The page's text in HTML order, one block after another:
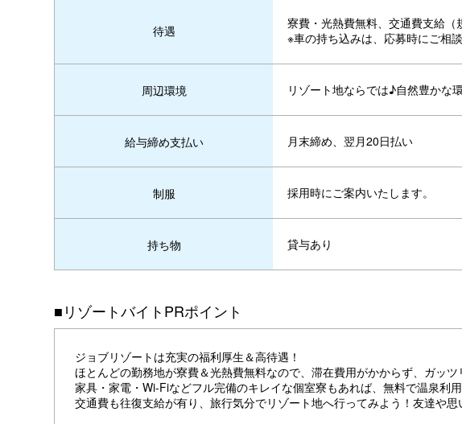
待遇
寮費・光熱費無料、交通費支給（
※車の持ち込みは、応募時にご相談
周辺環境 リゾート地ならでは♪自然豊かな環
給与締め支払い 月末締め、翌月20日払い
制服 採用時にご案内いたします。
持ち物 貸与あり
■リゾートバイトPRポイント
ジョブリゾートは充実の福利厚生＆高待遇！
ほとんどの勤務地が寮費＆光熱費無料なので、滞在費用がかからず、ガッ
家具・家電・Wi-Fiなどフル完備のキレイな個室寮もあれば、無料で温泉利
交通費も往復支給が有り、旅行気分でリゾート地へ行ってみよう！友達や